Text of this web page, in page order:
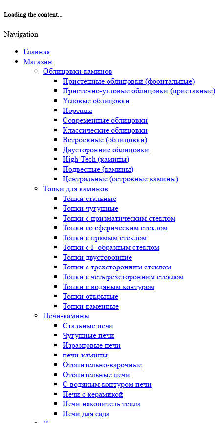
Loading the content...
Navigation
Главная
Магазин
Облицовки каминов
Пристенные облицовки (фронтальные)
Пристенно-угловые облицовки (приставные)
Угловые облицовки
Порталы
Современные облицовки
Классические облицовки
Встроенные (облицовки)
Двусторонние облицовки
High-Tech (камины)
Подвесные (камины)
Центральные (островные камины)
Топки для каминов
Топки стальные
Топки чугунные
Топки с призматическим стеклом
Топки со сферическим стеклом
Топки с прямым стеклом
Топки с Г-образным стеклом
Топки двусторонние
Топки с трехсторонним стеклом
Топки с четырехсторонним стеклом
Топки с водяным контуром
Топки открытые
Топки каменные
Печи-камины
Стальные печи
Чугунные печи
Изразцовые печи
печи-камины
Отопительно-варочные
Отопительные печи
С водяным контуром печи
Печи с керамикой
Печи накопитель тепла
Печи для сада